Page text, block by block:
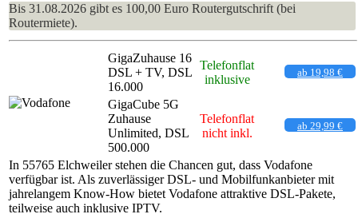
Bis 31.08.2026 gibt es 100,00 Euro Routergutschrift (bei
Routermiete).
GigaZuhause 16
DSL + TV, DSL
16.000
Telefonflat
inklusive
ab 19,98 €
GigaCube 5G
Zuhause
Unlimited, DSL
500.000
Telefonflat
nicht inkl.
ab 29,99 €
In 55765 Elchweiler stehen die Chancen gut, dass Vodafone
verfügbar ist. Als zuverlässiger DSL- und Mobilfunkanbieter mit
jahrelangem Know-How bietet Vodafone attraktive DSL-Pakete,
teilweise auch inklusive IPTV.